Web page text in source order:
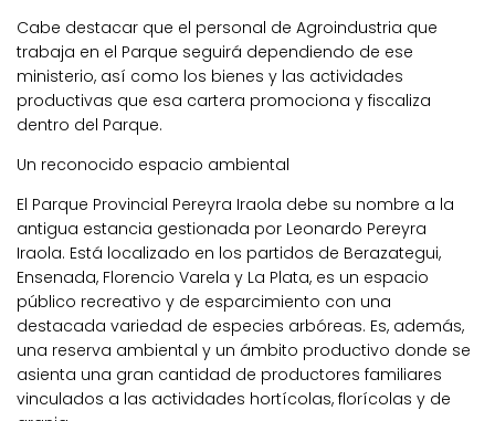
Cabe destacar que el personal de Agroindustria que
trabaja en el Parque seguirá dependiendo de ese
ministerio, así como los bienes y las actividades
productivas que esa cartera promociona y fiscaliza
dentro del Parque.
Un reconocido espacio ambiental
El Parque Provincial Pereyra Iraola debe su nombre a la
antigua estancia gestionada por Leonardo Pereyra
Iraola. Está localizado en los partidos de Berazategui,
Ensenada, Florencio Varela y La Plata, es un espacio
público recreativo y de esparcimiento con una
destacada variedad de especies arbóreas. Es, además,
una reserva ambiental y un ámbito productivo donde se
asienta una gran cantidad de productores familiares
vinculados a las actividades hortícolas, florícolas y de